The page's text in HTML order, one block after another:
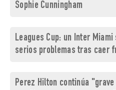
Sophie Cunningham
Leagues Cup: un Inter
serios problemas tras caer
Perez Hilton continúa